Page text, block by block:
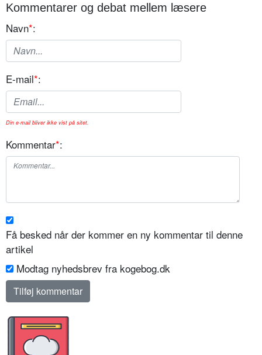
Kommentarer og debat mellem læsere
Navn*:
E-mail*:
Din e-mail bliver ikke vist på sitet.
Kommentar*:
Få besked når der kommer en ny kommentar til denne
artikel
Modtag nyhedsbrev fra kogebog.dk